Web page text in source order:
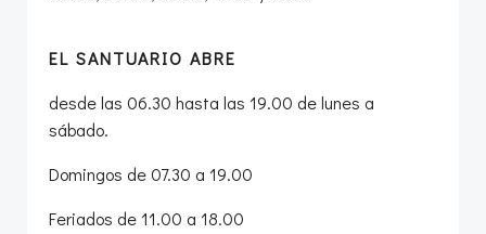
EL SANTUARIO ABRE
desde las 06.30 hasta las 19.00 de lunes a
sábado.
Domingos de 07.30 a 19.00
Feriados de 11.00 a 18.00